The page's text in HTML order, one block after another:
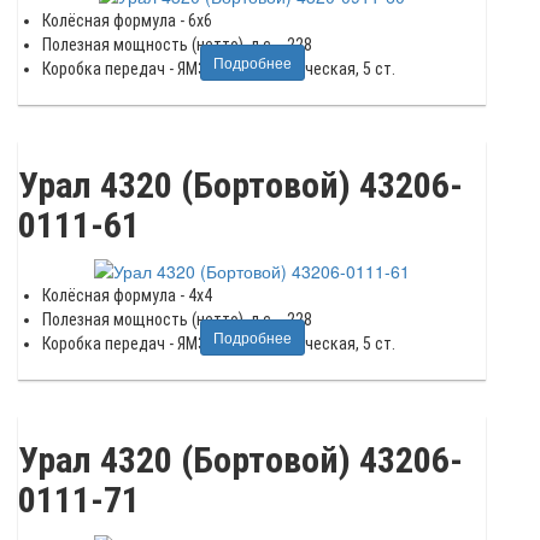
Колёсная формула - 6x6
Полезная мощность (нетто), л.с. - 228
Коробка передач - ЯМЗ-2361, механическая, 5 ст.
Подробнее
Урал 4320 (Бортовой) 43206-
0111-61
Колёсная формула - 4x4
Полезная мощность (нетто), л.с. - 228
Коробка передач - ЯМЗ-2361, механическая, 5 ст.
Подробнее
Урал 4320 (Бортовой) 43206-
0111-71